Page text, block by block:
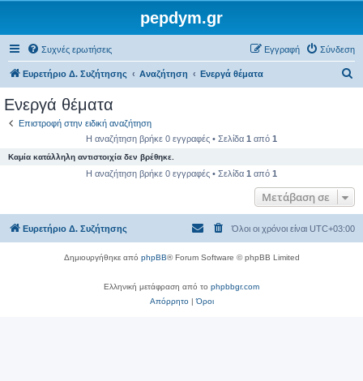
pepdym.gr
Συχνές ερωτήσεις Σύνδεση
Εγγραφή
Ευρετήριο Δ. Συζήτησης Αναζήτηση Ενεργά θέματα
η
η
Ενεργά θέματα
Επιστροφή στην ειδική αναζήτηση
Η αναζήτηση βρήκε 0 εγγραφές • Σελίδα 1 από 1
Καμία κατάλληλη αντιστοιχία δεν βρέθηκε.
Η αναζήτηση βρήκε 0 εγγραφές • Σελίδα 1 από 1
Μετάβαση σε
Ευρετήριο Δ. Συζήτησης Όλοι οι χρόνοι είναι UTC+03:00
Δημιουργήθηκε από phpBB® Forum Software © phpBB Limited
Ελληνική μετάφραση από το phpbbgr.com
Απόρρητο|Όροι